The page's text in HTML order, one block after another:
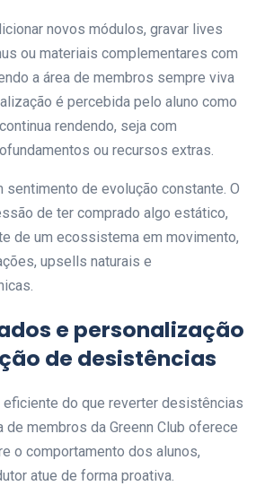
novos módulos, gravar lives
ou materiais complementares com
a área de membros sempre viva
é percebida pelo aluno como
rendendo, seja com
ou recursos extras.
sentimento de evolução constante. O
de ter comprado algo estático,
de um ecossistema em movimento,
upsells naturais e
e personalização
de desistências
eficiente do que reverter desistências
de membros da Greenn Club oferece
o comportamento dos alunos,
atue de forma proativa.